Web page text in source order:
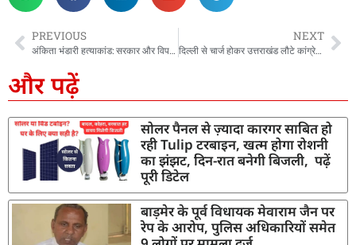
PREVIOUS
अंकिता भंडारी हत्याकांड: सरकार और विपक्ष आमने-सामने, गोदियाल के आरोपों पर सुबोध उनियाल का जवाब
NEXT
दिल्ली से चार्ज होकर उत्तराखंड लौटे कांग्रेसी नेता, एकजुटता का किया प्रदर्शन, धामी सरकार को घेरा
और पढ़ें
सोलर पैनल से ज़्यादा कारगर साबित हो
रही Tulip टरबाइन, खत्म होगा रोशनी
का झंझट, दिन-रात बनेगी बिजली, पढ़ें
पूरी डिटेल
बाड़मेर के पूर्व विधायक मेवाराम जैन पर
रेप के आरोप, पुलिस अधिकारियों समेत